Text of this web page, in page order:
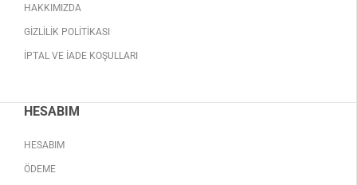
HAKKIMIZDA
GIZLILIK POLITIKASI
İPTAL VE İADE KOŞULLARI
HESABIM
HESABIM
ÖDEME